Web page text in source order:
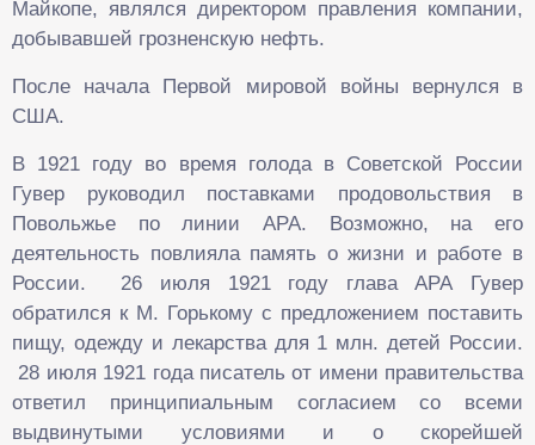
Майкопе, являлся директором правления компании,
добывавшей грозненскую нефть.
После начала Первой мировой войны вернулся в
США.
В 1921 году во время голода в Советской России
Гувер руководил поставками продовольствия в
Повольжье по линии АРА. Возможно, на его
деятельность повлияла память о жизни и работе в
России. 26 июля 1921 году глава АРА Гувер
обратился к М. Горькому с предложением поставить
пищу, одежду и лекарства для 1 млн. детей России.
28 июля 1921 года писатель от имени правительства
ответил принципиальным согласием со всеми
выдвинутыми условиями и о скорейшей